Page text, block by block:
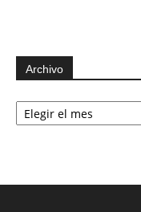
Archivo
Archivo